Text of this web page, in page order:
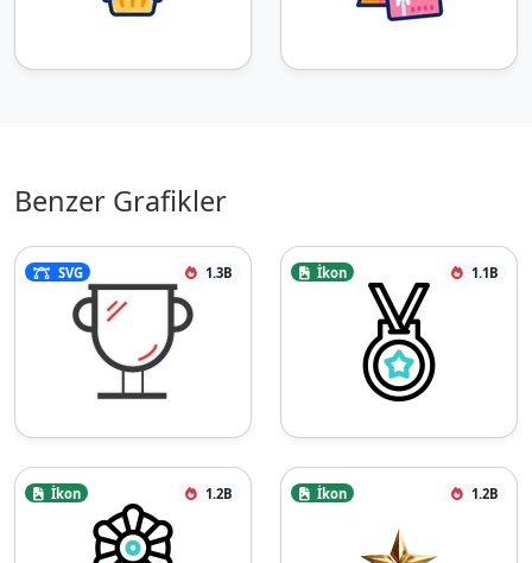
Benzer Grafikler
SVG 1.3B İkon 1.1B
İkon 1.2B İkon 1.2B